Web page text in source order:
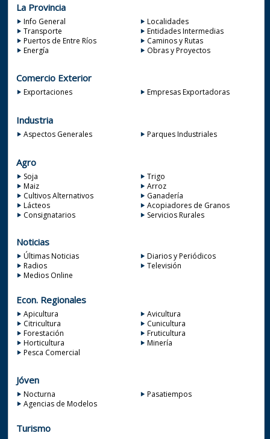
La Provincia
Info General
Localidades
Transporte
Entidades Intermedias
Puertos de Entre Ríos
Caminos y Rutas
Energía
Obras y Proyectos
Comercio Exterior
Exportaciones Empresas Exportadoras
Industria
Aspectos Generales Parques Industriales
Agro
Soja
Trigo
Maiz
Arroz
Cultivos Alternativos
Ganadería
Lácteos
Acopiadores de Granos
Consignatarios
Servicios Rurales
Noticias
Últimas Noticias
Diarios y Periódicos
Radios
Televisión
Medios Online
Econ. Regionales
Apicultura
Avicultura
Citricultura
Cunicultura
Forestación
Fruticultura
Horticultura
Minería
Pesca Comercial
Jóven
Nocturna
Pasatiempos
Agencias de Modelos
Turismo